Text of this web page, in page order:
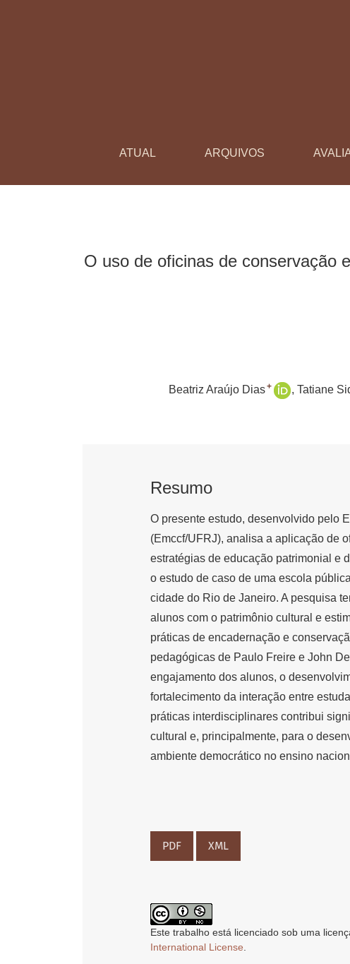
ATUAL ARQUIVOS
O uso de oficinas de conservação
Beatriz Araújo Dias+ Tatiane
Resumo
O presente estudo, desenvolvido pelo
(Emccf/UFRJ), analisa a aplicação de
estratégias de educação patrimonial e
o estudo de caso de uma escola
cidade do Rio de Janeiro. A pesquisa
alunos com o patrimônio cultural e
práticas de encadernação e
pedagógicas de Paulo Freire e John
engajamento dos alunos, o
fortalecimento da interação entre
práticas interdisciplinares contribui
cultural e, principalmente, para o
ambiente democrático no ensino
PDF XML
Este trabalho está licenciado sob uma
International License